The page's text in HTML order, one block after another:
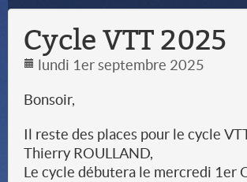
Cycle VTT 2025
lundi 1er septembre 2025
Bonsoir,
Il reste des places pour le cycle
Thierry ROULLAND,
Le cycle débutera le mercredi 1er